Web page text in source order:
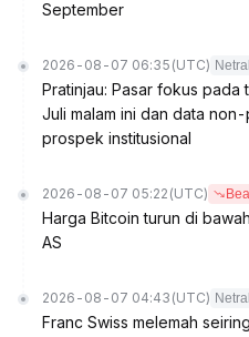
September
2026-08-07 06:35 (UTC) Netral
Pratinjau: Pasar fokus
Juli malam ini dan data
prospek institusional
2026-08-07 05:22 (UTC)
Harga Bitcoin turun di
AS
2026-08-07 04:43 (UTC) Netral
Franc Swiss melemah